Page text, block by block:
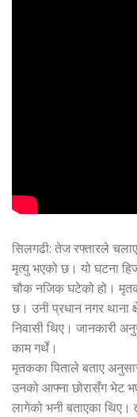
सिलगढी: तेज रफ्तारले
मृत्यु भएको छ। यो घटना
चौक नजिक घटेको हो।
छ। उनी प्रधान नगर थाना
निवासी थिए। जानकारी
काम गर्थे।
मृतकका पिताले बताए
उनको आफ्ना छोरासँग भेट
लागेको भनी बताएका